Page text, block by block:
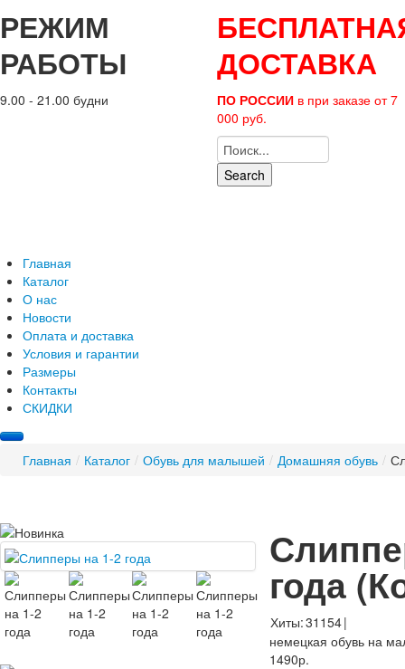
РЕЖИМ
РАБОТЫ
9.00 - 21.00 будни
ДОСТАВКА
ПО РОССИИ в при заказе от 7
000 руб.
Search
Главная
Каталог
О нас
Новости
Оплата и доставка
Условия и гарантии
Размеры
Контакты
СКИДКИ
Главная / Каталог / Обувь для малышей / Домашняя обувь /
года
Хиты:31154|
немецкая обувь на
1490р.